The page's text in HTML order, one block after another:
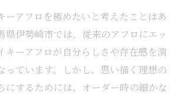
ーアフロを極めたいと考えたことはあ
県伊勢崎市では、従来のアフロにエッ
キーアフロが自分らしさや存在感を演
っています。しかし、思い描く理想の
にするためには、オーダー時の細かな